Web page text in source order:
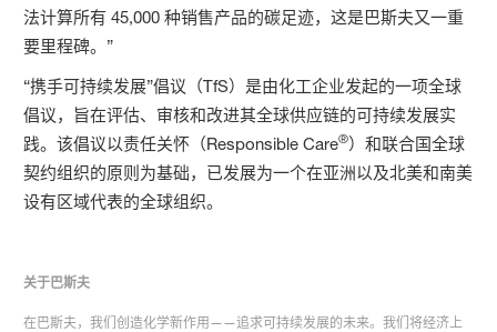
法计算所有 45,000 种销售产品的碳足迹，这是巴斯夫又一重
要里程碑。”
“携手可持续发展”倡议（TfS）是由化工企业发起的一项全球
倡议，旨在评估、审核和改进其全球供应链的可持续发展实
践。该倡议以责任关怀（Responsible Care®）和联合国全球
契约组织的原则为基础，已发展为一个在亚洲以及北美和南美
设有区域代表的全球组织。
关于巴斯夫
在巴斯夫，我们创造化学新作用——追求可持续发展的未来。我们将经济上